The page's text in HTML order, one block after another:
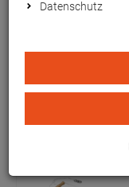
Datenschutz